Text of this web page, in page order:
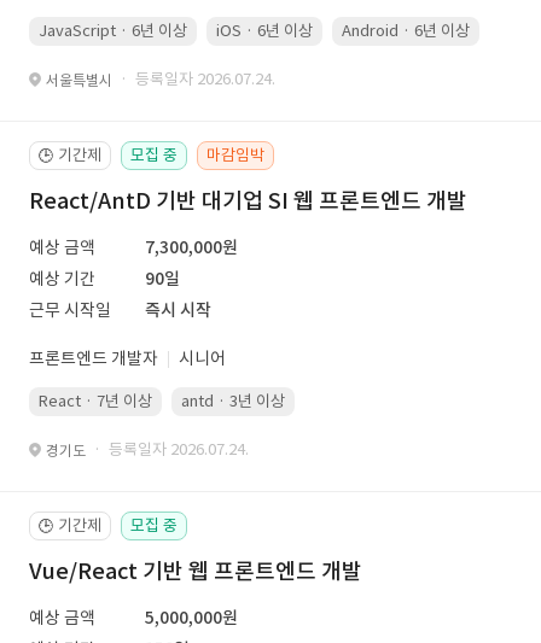
JavaScript · 6년 이상 iOS · 6년 이상 Android · 6년 이상
서울특별시 · 등록일자 2026.07.24.
🕒 기간제 모집 중 마감임박
React/AntD 기반 대기업 SI 웹 프론트엔드 개발
예상 금액
7,300,000원
예상 기간
90일
근무 시작일
즉시 시작
프론트엔드 개발자 시니어
React · 7년 이상 antd · 3년 이상
경기도 · 등록일자 2026.07.24.
🕒 기간제 모집 중
Vue/React 기반 웹 프론트엔드 개발
예상 금액
5,000,000원